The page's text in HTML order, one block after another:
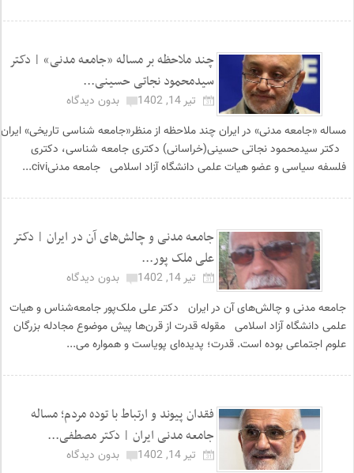
چند ملاحظه بر مساله «جامعه مدنی» | دکتر
سیدمحمود نجاتی حسینی...
تیر 14, 1402
بدون دیدگاه
مساله «جامعه مدنی» در ایران چند ملاحظه از منظر«جامعه شناسی تاریخی» ایران
دکتر سیدمحمود نجاتی حسینی(خراسانی) دکتری جامعه شناسی، دکتری
فلسفه سیاسی و عضو هیات علمی دانشگاه آزاد اسلامی جامعه مدنیcivi...
جامعه مدنی و چالش‌های آن در ایران | دکتر
علی ملک پور...
تیر 14, 1402
بدون دیدگاه
جامعه مدنی و چالش‌های آن در ایران دکتر علی ملک‌پور جامعه‌شناس و هیات
علمی دانشگاه آزاد اسلامی مقوله قدرت از قرن‌ها پیش موضوع مجادله بزرگان
علوم اجتماعی بوده است. قدرت؛ پدیده‌ای پویاست و همواره می...
فقدان پیوند و ارتباط با توده مردم؛ مساله
جامعه مدنی ایران | دکتر مصطفی...
تیر 14, 1402 بدون دیدگاه